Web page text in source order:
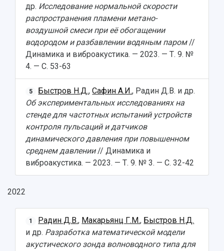
др. Исследование нормальной скорости
распространения пламени метано-
воздушной смеси при её обогащении
водородом и разбавлении водяным паром//
Динамика и виброакустика. — 2023. — Т. 9. №
4. — С. 53-63
5 Быстров Н.Д.,Сафин А.И., Радин Д.В. и др.
Об экспериментальных исследованиях на
стенде для частотных испытаний устройств
контроля пульсаций и датчиков
динамического давления при повышенном
среднем давлении// Динамика и
виброакустика. — 2023. — Т. 9. № 3. — С. 32-42
2022
1 Радин Д.В., Макарьянц Г.М., Быстров Н.Д.
и др. Разработка математической модели
акустического зонда волноводного типа для